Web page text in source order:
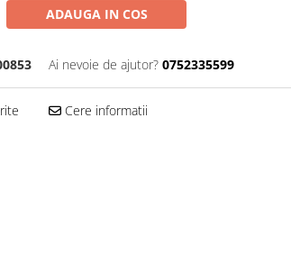
ADAUGA IN COS
Ai nevoie de ajutor? 0752335599
Cere informatii